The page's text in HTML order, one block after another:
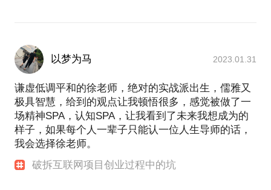
以梦为马 2023.01.31
谦虚低调平和的徐老师，绝对的实战派出生，儒雅又
极具智慧，给到的观点让我顿悟很多，感觉被做了一
场精神SPA，认知SPA，让我看到了未来我想成为的
样子，如果每个人一辈子只能认一位人生导师的话，
我会选择徐老师。
破拆互联网项目创业过程中的坑